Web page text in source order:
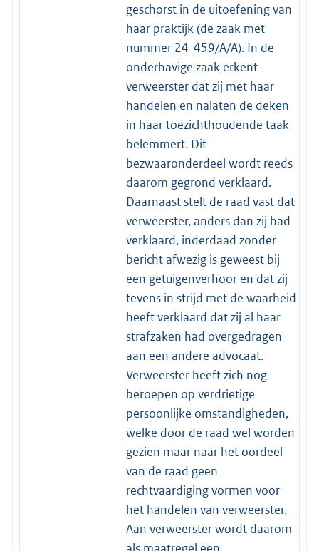
geschorst in de uitoefening van
haar praktijk (de zaak met
nummer 24-459/A/A). In de
onderhavige zaak erkent
verweerster dat zij met haar
handelen en nalaten de deken
in haar toezichthoudende taak
belemmert. Dit
bezwaaronderdeel wordt reeds
daarom gegrond verklaard.
Daarnaast stelt de raad vast dat
verweerster, anders dan zij had
verklaard, inderdaad zonder
bericht afwezig is geweest bij
een getuigenverhoor en dat zij
tevens in strijd met de waarheid
heeft verklaard dat zij al haar
strafzaken had overgedragen
aan een andere advocaat.
Verweerster heeft zich nog
beroepen op verdrietige
persoonlijke omstandigheden,
welke door de raad wel worden
gezien maar naar het oordeel
van de raad geen
rechtvaardiging vormen voor
het handelen van verweerster.
Aan verweerster wordt daarom